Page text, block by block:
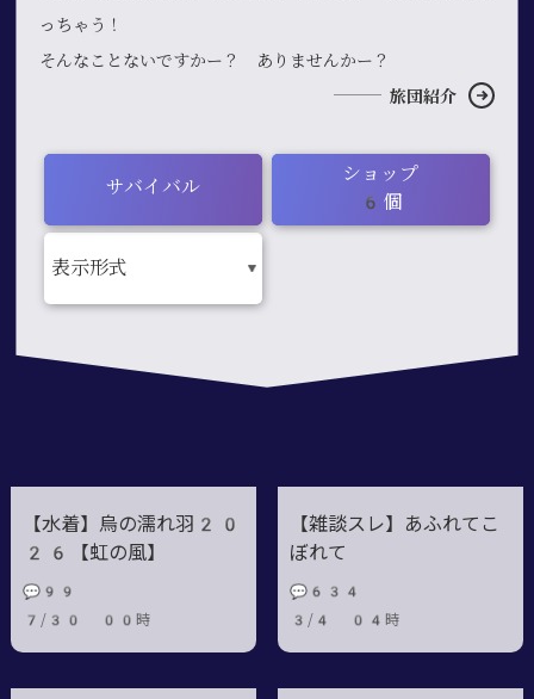
っちゃう！
そんなことないですかー？ ありませんかー？
旅団紹介
サバイバル
ショップ
6個
【水着】烏の濡れ羽20
26【虹の風】
💬99
7/30 00時
【雑談スレ】あふれてこ
ぼれて
💬634
3/4 04時